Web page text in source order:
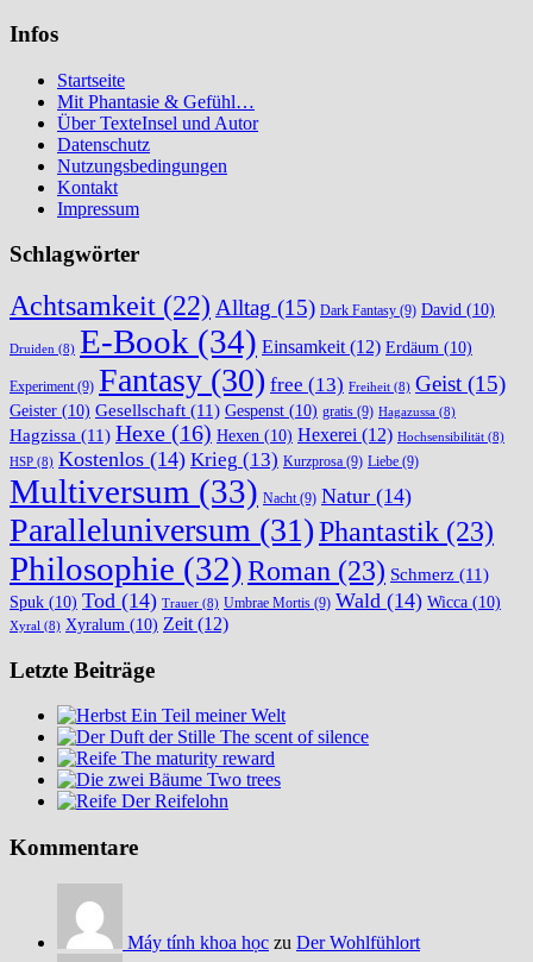
Infos
Startseite
Mit Phantasie & Gefühl…
Über TexteInsel und Autor
Datenschutz
Nutzungsbedingungen
Kontakt
Impressum
Schlagwörter
Achtsamkeit (22) Alltag (15) Dark Fantasy (9) David (10)
Druiden (8) E-Book (34) Einsamkeit (12) Erdäum (10)
Experiment(9) Fantasy (30) free (13) Freiheit (8) Geist (15)
Geister (10) Gesellschaft (11) Gespenst (10) gratis (9) Hagazussa (8)
Hagzissa (11) Hexe (16) Hexen (10) Hexerei (12) Hochsensibilität (8)
HSP (8) Kostenlos (14) Krieg (13) Kurzprosa (9) Liebe (9)
Multiversum (33) Nacht(9) Natur (14)
Paralleluniversum (31)Phantastik (23)
Philosophie (32)Roman (23) Schmerz (11)
Spuk (10) Tod (14) Trauer (8) Umbrae Mortis (9) Wald (14) Wicca (10)
Xyral (8) Xyralum (10) Zeit (12)
Letzte Beiträge
Ein Teil meiner Welt
The scent of silence
The maturity reward
Two trees
Der Reifelohn
Kommentare
Máy tính khoa học zu Der Wohlfühlort